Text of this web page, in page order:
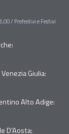
/ Prefestivi e Festivi
Giulia:
Alto Adige:
D'Aosta: